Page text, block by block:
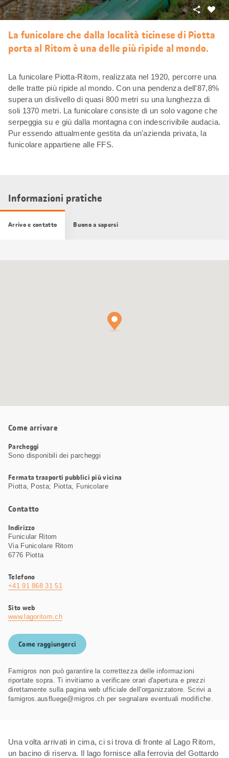
Mi
Condividi
La funicolare che dalla località ticinese di Piotta
porta al Ritom è una delle più ripide al mondo.
La funicolare Piotta-Ritom, realizzata nel 1920, percorre una
delle tratte più ripide al mondo. Con una pendenza dell'87,8%
supera un dislivello di quasi 800 metri su una lunghezza di
soli 1370 metri. La funicolare consiste di un solo vagone che
serpeggia su e giù dalla montagna con indescrivibile audacia.
Pur essendo attualmente gestita da un'azienda privata, la
funicolare appartiene alle FFS.
Informazioni pratiche
Arrivo e contatto Buono a sapersi
Come arrivare
Parcheggi
Sono disponibili dei parcheggi
Fermata trasporti pubblici più vicina
Piotta, Posta; Piotta, Funicolare
Contatto
Indirizzo
Funicular Ritom
Via Funicolare Ritom
6776 Piotta
Telefono
+41 91 868 31 51
Sito web
www.lagoritom.ch
Come raggiungerci
Famigros non può garantire la correttezza delle informazioni
riportate sopra. Ti invitiamo a verificare orari d'apertura e prezzi
direttamente sulla pagina web ufficiale dell'organizzatore. Scrivi a
famigros.ausfluege@migros.ch per segnalare eventuali modifiche.
Una volta arrivati in cima, ci si trova di fronte al Lago Ritom,
un bacino di riserva. Il lago fornisce alla ferrovia del Gottardo